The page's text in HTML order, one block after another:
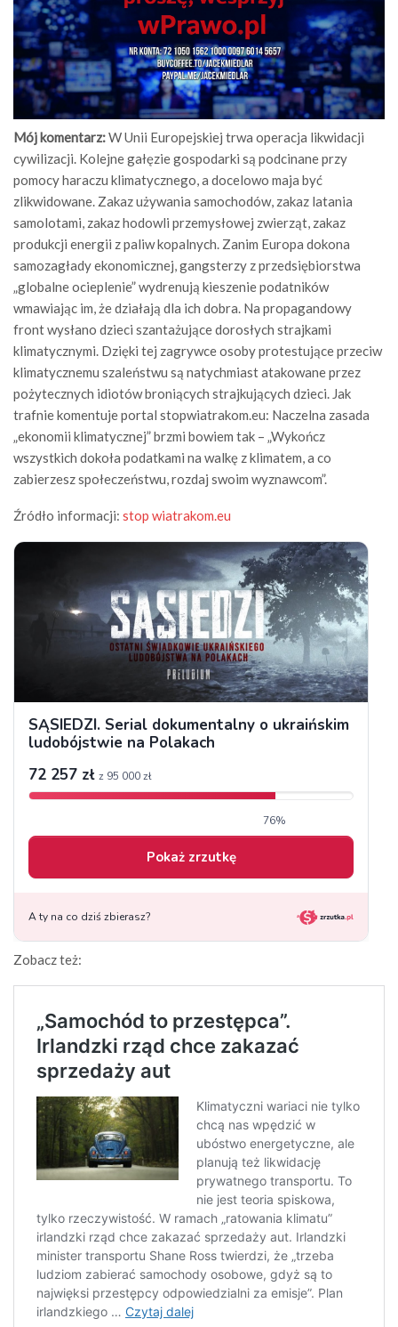
Mój komentarz:W Unii Europejskiej trwa operacja likwidacji
cywilizacji. Kolejne gałęzie gospodarki są podcinane przy
pomocy haraczu klimatycznego, a docelowo maja być
zlikwidowane. Zakaz używania samochodów, zakaz latania
samolotami, zakaz hodowli przemysłowej zwierząt, zakaz
produkcji energii z paliw kopalnych. Zanim Europa dokona
samozagłady ekonomicznej, gangsterzy z przedsiębiorstwa
„globalne ocieplenie” wydrenują kieszenie podatników
wmawiając im, że działają dla ich dobra. Na propagandowy
front wysłano dzieci szantażujące dorosłych strajkami
klimatycznymi. Dzięki tej zagrywce osoby protestujące przeciw
klimatycznemu szaleństwu są natychmiast atakowane przez
pożytecznych idiotów broniących strajkujących dzieci. Jak
trafnie komentuje portal stopwiatrakom.eu: Naczelna zasada
„ekonomii klimatycznej” brzmi bowiem tak – „Wykończ
wszystkich dokoła podatkami na walkę z klimatem, a co
zabierzesz społeczeństwu, rozdaj swoim wyznawcom”.
Źródło informacji: stop wiatrakom.eu
Zobacz też: